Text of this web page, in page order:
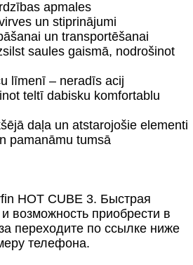
apmales
un stiprinājumi
un transportēšanai
saules gaismā, nodrošinot
līmenī – neradīs acij
teltī dabisku komfortablu
daļa un atstarojošie elementi
pamanāmu tumsā
HOT CUBE 3. Быстрая
возможность приобрести в
переходите по ссылке ниже
телефона.